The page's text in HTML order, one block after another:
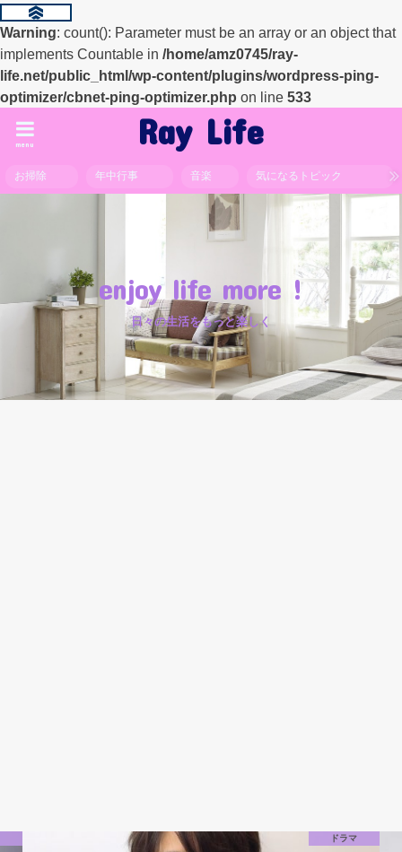
Warning: count(): Parameter must be an array or an object that
implements Countable in /home/amz0745/ray-
life.net/public_html/wp-content/plugins/wordpress-ping-
optimizer/cbnet-ping-optimizer.php on line 533
Ray Life
menu
お掃除 年中行事 音楽 気になるトピック
enjoy life more !
日々の生活をもっと楽しく
ドラマ